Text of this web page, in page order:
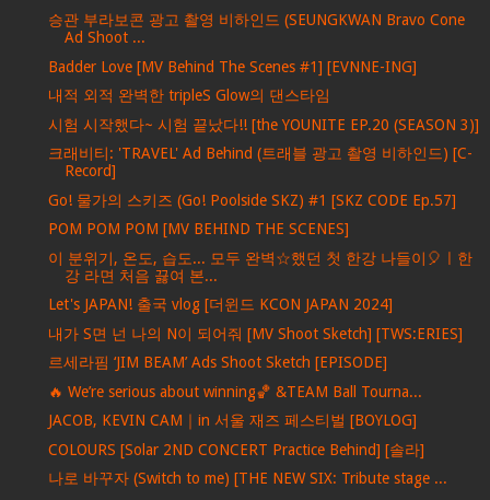
승관 부라보콘 광고 촬영 비하인드 (SEUNGKWAN Bravo Cone
Ad Shoot ...
Badder Love [MV Behind The Scenes #1] [EVNNE-ING]
내적 외적 완벽한 tripleS Glow의 댄스타임
시험 시작했다~ 시험 끝났다!! [the YOUNITE EP.20 (SEASON 3)]
크래비티: 'TRAVEL' Ad Behind (트래블 광고 촬영 비하인드) [C-
Record]
Go! 물가의 스키즈 (Go! Poolside SKZ) #1 [SKZ CODE Ep.57]
POM POM POM [MV BEHIND THE SCENES]
이 분위기, 온도, 습도... 모두 완벽☆했던 첫 한강 나들이🎈ㅣ한
강 라면 처음 끓여 본...
Let's JAPAN! 출국 vlog [더윈드 KCON JAPAN 2024]
내가 S면 넌 나의 N이 되어줘 [MV Shoot Sketch] [TWS:ERIES]
르세라핌 ‘JIM BEAM’ Ads Shoot Sketch [EPISODE]
🔥 We’re serious about winning🏀 &TEAM Ball Tourna...
JACOB, KEVIN CAM｜in 서울 재즈 페스티벌 [BOYLOG]
COLOURS [Solar 2ND CONCERT Practice Behind] [솔라]
나로 바꾸자 (Switch to me) [THE NEW SIX: Tribute stage ...